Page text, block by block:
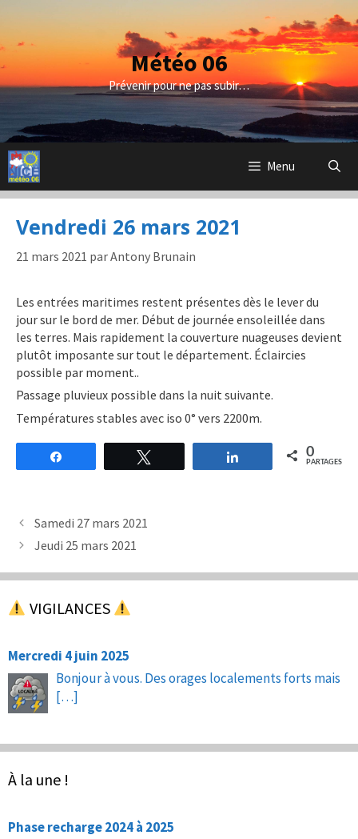
contenu
Météo 06
Prévenir pour ne pas subir…
Menu
Vendredi 26 mars 2021
21 mars 2021 parAntony Brunain
Les entrées maritimes restent présentes dès le lever du
jour sur le bord de mer. Début de journée ensoleillée dans
les terres. Mais rapidement la couverture nuageuses devient
plutôt imposante sur tout le département. Éclaircies
possible par moment..
Passage pluvieux possible dans la nuit suivante.
Températures stables avec iso 0° vers 2200m.
Partagez 0
PARTAGES
Samedi 27 mars 2021
Jeudi 25 mars 2021
VIGILANCES
Mercredi 4 juin 2025
Bonjour à vous. Des orages localements forts mais
[…]
À la une !
Phase recharge 2024 à 2025